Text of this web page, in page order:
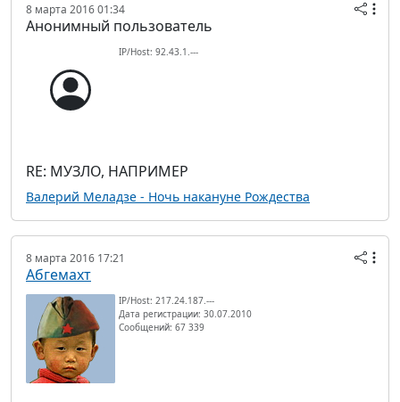
8 марта 2016 01:34
Анонимный пользователь
IP/Host: 92.43.1.---
RE: МУЗЛО, НАПРИМЕР
Валерий Меладзе - Ночь накануне Рождества
8 марта 2016 17:21
Абгемахт
IP/Host: 217.24.187.---
Дата регистрации: 30.07.2010
Сообщений: 67 339